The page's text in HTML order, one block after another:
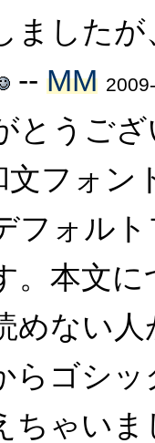
ました
-- MM
とうご
フォン
フォル
。本文
めない
らゴシ
ちゃい